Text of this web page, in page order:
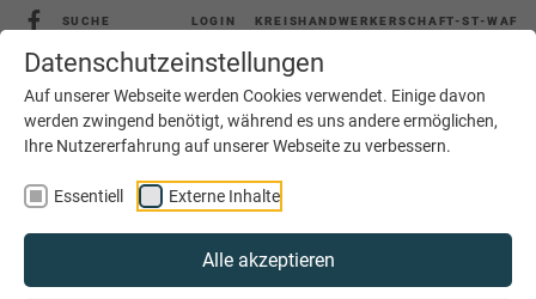
Datenschutzeinstellungen
Auf unserer Webseite werden Cookies verwendet. Einige davon
werden zwingend benötigt, während es uns andere ermöglichen,
Ihre Nutzererfahrung auf unserer Webseite zu verbessern.
Essentiell Externe Inhalte
Alle akzeptieren
SUCHE LOGIN KREISHANDWERKERSCHAFT-ST-WAF